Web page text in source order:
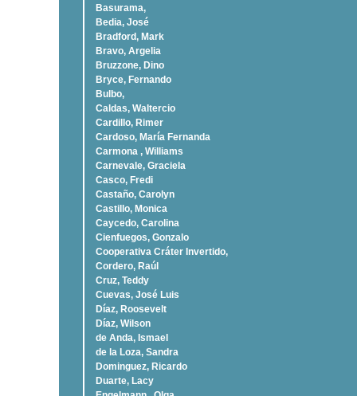
Basurama,
Bedia, José
Bradford, Mark
Bravo, Argelia
Bruzzone, Dino
Bryce, Fernando
Bulbo,
Caldas, Waltercio
Cardillo, Rimer
Cardoso, Marí­a Fernanda
Carmona , Williams
Carnevale, Graciela
Casco, Fredi
Castaño, Carolyn
Castillo, Monica
Caycedo, Carolina
Cienfuegos, Gonzalo
Cooperativa Cráter Invertido,
Cordero, Raúl
Cruz, Teddy
Cuevas, José Luis
Díaz, Roosevelt
Dí­az, Wilson
de Anda, Ismael
de la Loza, Sandra
Dominguez, Ricardo
Duarte, Lacy